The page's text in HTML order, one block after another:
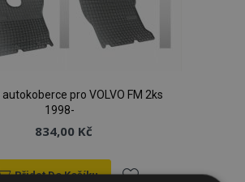
pro VOLVO FM 2ks
1998-
834,00 Kč
Přidat Do Košíku